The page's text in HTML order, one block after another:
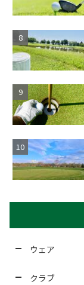
ウェア
クラブ